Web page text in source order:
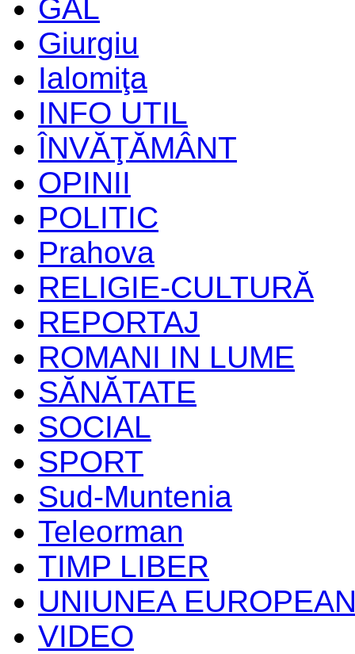
GAL
Giurgiu
Ialomiţa
INFO UTIL
ÎNVĂŢĂMÂNT
OPINII
POLITIC
Prahova
RELIGIE-CULTURĂ
REPORTAJ
ROMANI IN LUME
SĂNĂTATE
SOCIAL
SPORT
Sud-Muntenia
Teleorman
TIMP LIBER
UNIUNEA
VIDEO